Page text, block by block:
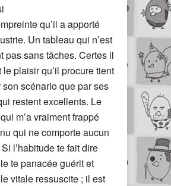
qu’il a apporté
Un tableau qui n’est
pas sans tâches. Certes il
plaisir qu’il procure tient
son scénario que par ses
restent excellents. Le
m’a vraiment frappé
qui ne comporte aucun
l’habitude te fait dire
te panacée guérit et
vitale ressuscite ; il est